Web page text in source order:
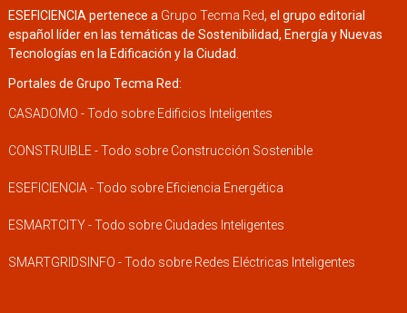
ESEFICIENCIA pertenece a Grupo Tecma Red, el grupo editorial
español líder en las temáticas de Sostenibilidad, Energía y Nuevas
Tecnologías en la Edificación y la Ciudad.
Portales de Grupo Tecma Red:
CASADOMO - Todo sobre Edificios Inteligentes
CONSTRUIBLE - Todo sobre Construcción Sostenible
ESEFICIENCIA - Todo sobre Eficiencia Energética
ESMARTCITY - Todo sobre Ciudades Inteligentes
SMARTGRIDSINFO - Todo sobre Redes Eléctricas Inteligentes